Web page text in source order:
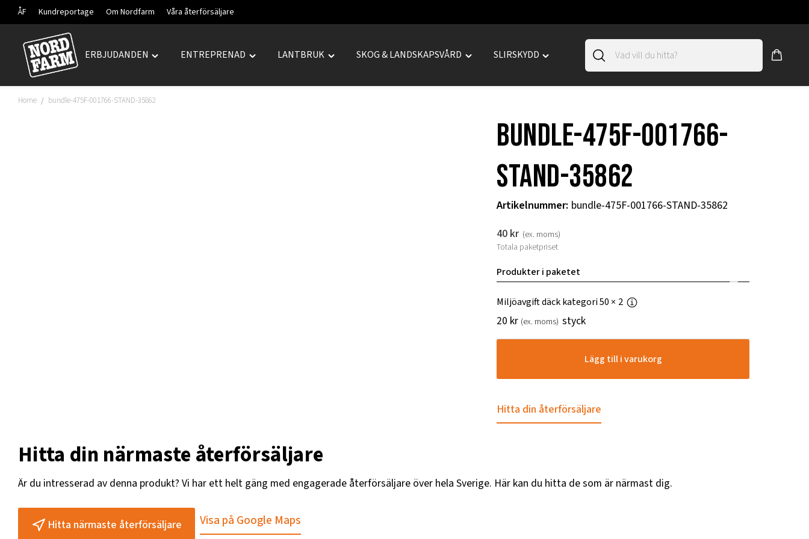
ÅF Kundreportage Om Nordfarm Våra återförsäljare
Hoppa
innehåll
ERBJUDANDEN
Toggle
menu
ENTREPRENAD
Toggle
LANTBRUK
Toggle
SKOG & LANDSKAPSVÅRD
Toggle
SLIRSKYDD
Toggle
Home / bundle-475F-001766-STAND-35862
bundle-475F-001766-
STAND-35862
Artikelnummer: bundle-475F-001766-STAND-35862
40 kr (ex. moms)
Totala paketpriset
Produkter i paketet
Miljöavgift däck kategori 50 × 2
20 kr (ex. moms) styck
Lägg till i varukorg
Hitta din återförsäljare
Hitta din närmaste återförsäljare
Är du intresserad av denna produkt? Vi har ett helt gäng med engagerade återförsäljare över hela Sverige. Här kan du hitta de som är närmast dig.
Hitta närmaste återförsäljare Visa på Google Maps